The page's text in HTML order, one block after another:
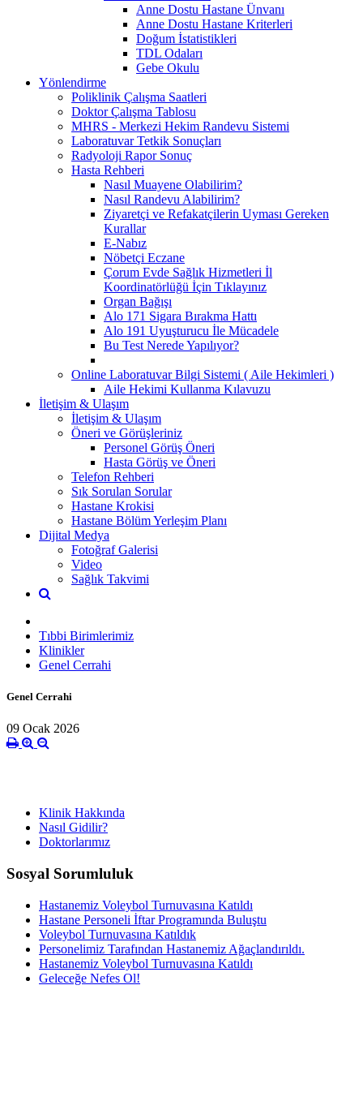
Anne Dostu Hastane Ünvanı
Anne Dostu Hastane Kriterleri
Doğum İstatistikleri
TDL Odaları
Gebe Okulu
Yönlendirme
Poliklinik Çalışma Saatleri
Doktor Çalışma Tablosu
MHRS - Merkezi Hekim Randevu Sistemi
Laboratuvar Tetkik Sonuçları
Radyoloji Rapor Sonuç
Hasta Rehberi
Nasıl Muayene Olabilirim?
Nasıl Randevu Alabilirim?
Ziyaretçi ve Refakatçilerin Uyması Gereken
Kurallar
E-Nabız
Nöbetçi Eczane
Çorum Evde Sağlık Hizmetleri İl
Koordinatörlüğü İçin Tıklayınız
Organ Bağışı
Alo 171 Sigara Bırakma Hattı
Alo 191 Uyuşturucu İle Mücadele
Bu Test Nerede Yapılıyor?
Online Laboratuvar Bilgi Sistemi ( Aile Hekimleri )
Aile Hekimi Kullanma Kılavuzu
İletişim & Ulaşım
İletişim & Ulaşım
Öneri ve Görüşleriniz
Personel Görüş Öneri
Hasta Görüş ve Öneri
Telefon Rehberi
Sık Sorulan Sorular
Hastane Krokisi
Hastane Bölüm Yerleşim Planı
Dijital Medya
Fotoğraf Galerisi
Video
Sağlık Takvimi
Tıbbi Birimlerimiz
Klinikler
Genel Cerrahi
Genel Cerrahi
09 Ocak 2026
Klinik Hakkında
Nasıl Gidilir?
Doktorlarımız
Sosyal Sorumluluk
Hastanemiz Voleybol Turnuvasına Katıldı
Hastane Personeli İftar Programında Buluştu
Voleybol Turnuvasına Katıldık
Personelimiz Tarafından Hastanemiz Ağaçlandırıldı.
Hastanemiz Voleybol Turnuvasına Katıldı
Geleceğe Nefes Ol!